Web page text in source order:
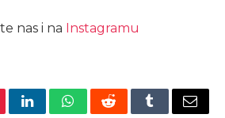
nas i na Instagramu
LinkedInWhatsAppRedditTumblrEmail